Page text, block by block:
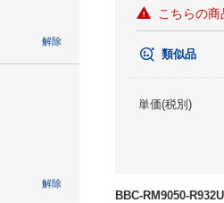
解除
解除
こちらの
類似品
単価(税別)
BBC-RM9050-